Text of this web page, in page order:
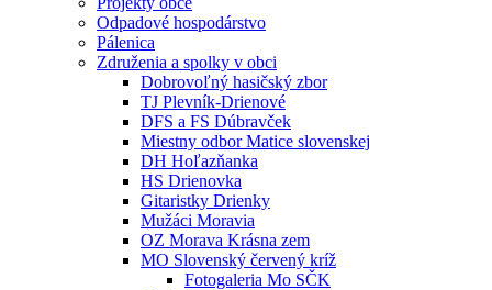
Odpadové hospodárstvo
Pálenica
Združenia a spolky v obci
Dobrovoľný hasičský zbor
TJ Plevník-Drienové
DFS a FS Dúbravček
Miestny odbor Matice slovenskej
DH Hoľazňanka
HS Drienovka
Gitaristky Drienky
Mužáci Moravia
OZ Morava Krásna zem
MO Slovenský červený kríž
Fotogaleria Mo SČK